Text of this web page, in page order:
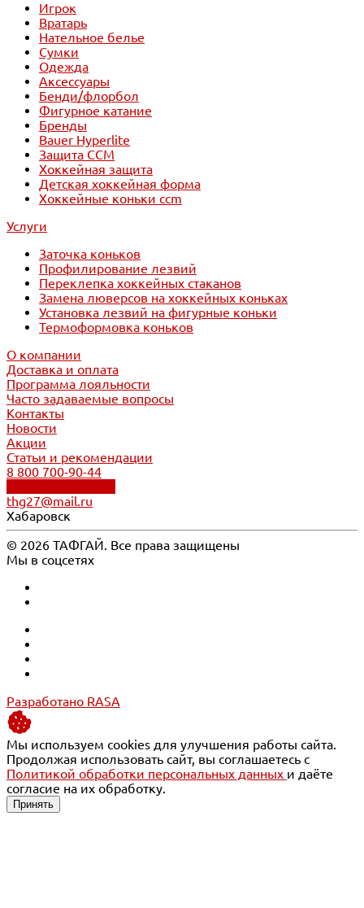
Игрок
Вратарь
Нательное белье
Сумки
Одежда
Аксессуары
Бенди/флорбол
Фигурное катание
Бренды
Bauer Hyperlite
Защита CCM
Хоккейная защита
Детская хоккейная форма
Хоккейные коньки ccm
Услуги
Заточка коньков
Профилирование лезвий
Переклепка хоккейных стаканов
Замена люверсов на хоккейных коньках
Установка лезвий на фигурные коньки
Термоформовка коньков
О компании
Доставка и оплата
Программа лояльности
Часто задаваемые вопросы
Контакты
Новости
Акции
Статьи и рекомендации
8 800 700-90-44
thg27@mail.ru
Хабаровск
© 2026 ТАФГАЙ. Все права защищены
Мы в соцсетях
Разработано RASA
Мы используем cookies для улучшения работы сайта.
Продолжая использовать сайт, вы соглашаетесь с
Политикой обработки персональных данных и даёте
согласие на их обработку.
Принять